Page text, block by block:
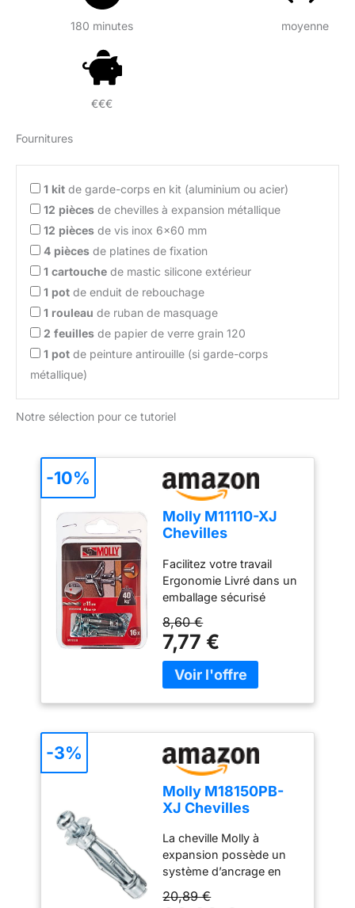
180 minutes moyenne
€€€
Fournitures
1 kit de garde-corps en kit (aluminium ou acier)
12 pièces de chevilles à expansion métallique
12 pièces de vis inox 6×60 mm
4 pièces de platines de fixation
1 cartouche de mastic silicone extérieur
1 pot de enduit de rebouchage
1 rouleau de ruban de masquage
2 feuilles de papier de verre grain 120
1 pot de peinture antirouille (si garde-corps
métallique)
Notre sélection pour ce tutoriel
Molly M11110-XJ
Chevilles
expansion avec vis
M5 Ø11mm, 5 x 36
mm, Gris, Set de 16
Pièces
Facilitez votre travail
Ergonomie Livré dans un
emballage sécurisé
intempéries
8,60 €
7,77 €
-10%
Molly M18150PB-
XJ Chevilles
pièces 6x50 mm +
vis - matériaux
creux -
conditionnement
La cheville Molly à
expansion possède un
système d’ancrage en
Molly) assurant une
20,89 €
-3%